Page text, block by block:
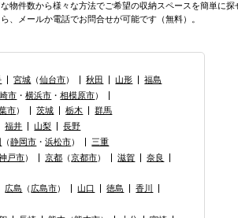
物件数から様々な方法でご希望の収納スペースを簡単に
、メールか電話でお問合せが可能です（無料）。
宮城 （仙台市） 秋田 山形
福島
市 ・横浜市 ・相模原市）
市） 茨城 栃木
群馬
福井 山梨
長野
（静岡市 ・浜松市）
三重
戸市） 京都 （京都市） 滋賀
奈良
広島 （広島市） 山口 徳島
香川